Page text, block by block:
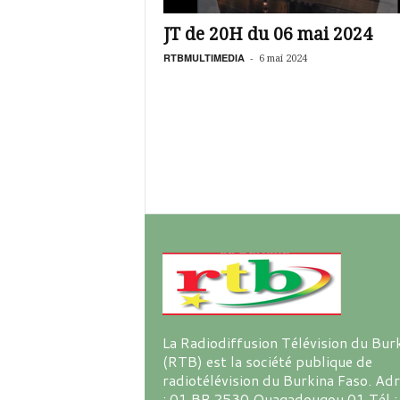
JT de 20H du 06 mai 2024
RTBMULTIMEDIA - 6 mai 2024
La Radiodiffusion Télévision du
(RTB) est la société publique de
radiotélévision du Burkina Faso.